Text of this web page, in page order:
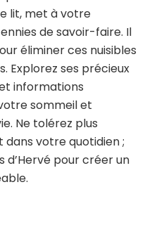
lit, met à votre
de savoir-faire. Il
éliminer ces nuisibles
Explorez ses précieux
informations
sommeil et
Ne tolérez plus
dans votre quotidien ;
d’Hervé pour créer un